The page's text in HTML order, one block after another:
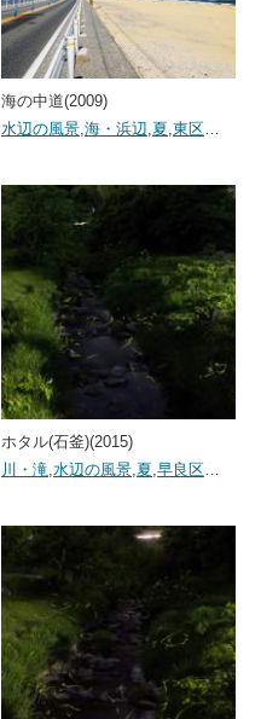
海の中道(2009)
水辺の風景,海・浜辺,夏,東区…
ホタル(石釜)(2015)
川・滝,水辺の風景,夏,早良区…